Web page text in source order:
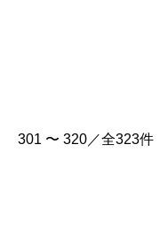
301 〜 320／全323件